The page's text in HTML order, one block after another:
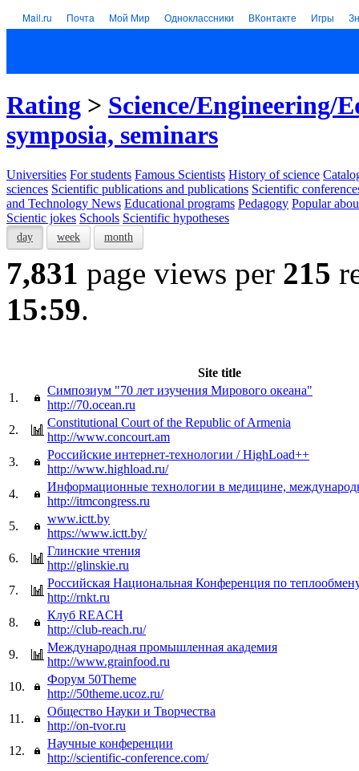
Mail.ru Почта Мой Мир Одноклассники ВКонтакте Игры
Rating > Science/Engineering/
symposia, seminars
Universities For students Famous Scientists History of science
sciences Scientific publications and publications Scientific
and Technology News Educational programs Pedagogy Popular
Scientic jokes Schools Scientific hypotheses
day week month
7,831 page views per 215
15:59.
Site title
1.
Симпозиум "70 лет изучения Мирового океана"
http://70.ocean.ru
2.
Constitutional Court of the Republic of Armenia
http://www.concourt.am
3.
Российские интернет-технологии / HighLoad++
http://www.highload.ru/
4.
Информационные технологии в медицине,
http://itmcongress.ru
5.
www.ictt.by
https://www.ictt.by/
6.
Глинские чтения
http://glinskie.ru
7.
Российская Национальная Конференция по
http://rnkt.ru
8.
Клуб REACH
http://club-reach.ru/
9.
Международная промышленная академия
http://www.grainfood.ru
10.
Форум 50Theme
http://50theme.ucoz.ru/
11.
Общество Науки и Творчества
http://on-tvor.ru
12.
Научные конференции
http://scientific-conference.com/